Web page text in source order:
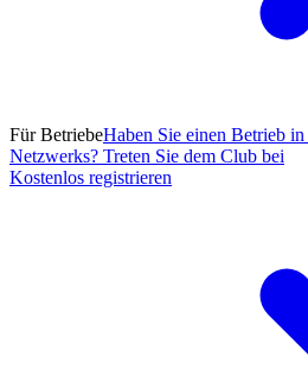
Für BetriebeHaben Sie einen Betrieb
Netzwerks? Treten Sie dem Club bei
Kostenlos registrieren